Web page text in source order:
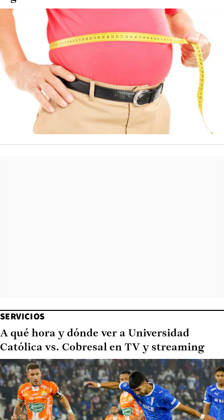
SERVICIOS
A qué hora y dónde ver a Universidad
Católica vs. Cobresal en TV y streaming